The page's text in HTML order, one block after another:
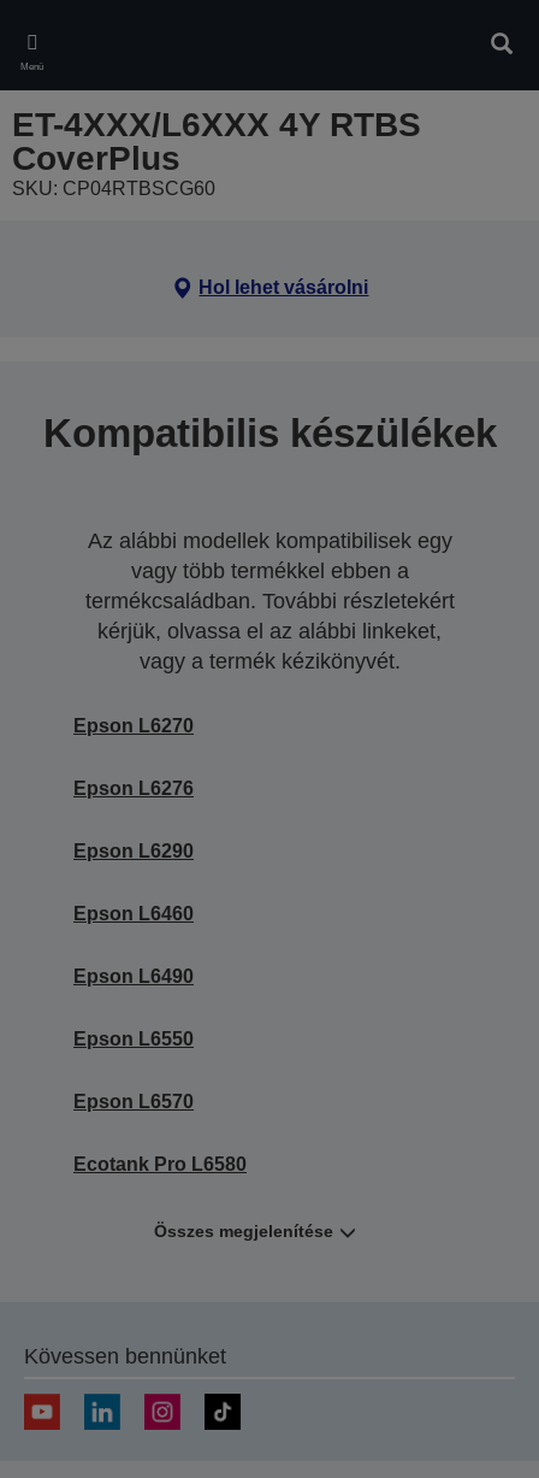
main
content
Menü
ET-4XXX/L6XXX 4Y RTBS
CoverPlus
SKU: CP04RTBSCG60
Hol lehet vásárolni
Kompatibilis készülékek
Az alábbi modellek kompatibilisek egy
vagy több termékkel ebben a
termékcsaládban. További részletekért
kérjük, olvassa el az alábbi linkeket,
vagy a termék kézikönyvét.
Epson L6270
Epson L6276
Epson L6290
Epson L6460
Epson L6490
Epson L6550
Epson L6570
Ecotank Pro L6580
Összes megjelenítése
Kövessen bennünket